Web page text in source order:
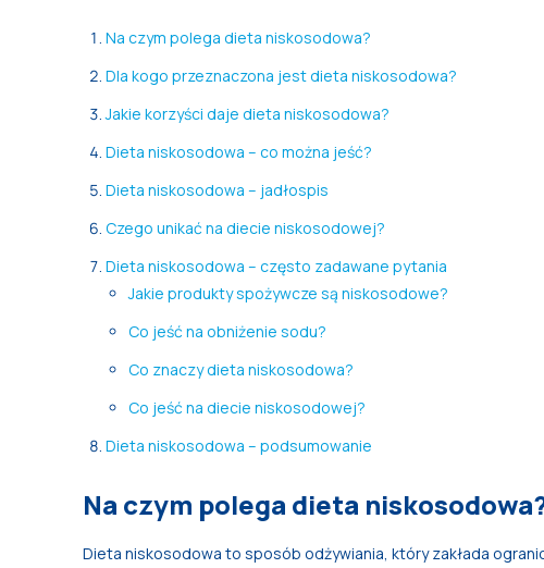
Na czym polega dieta niskosodowa?
Dla kogo przeznaczona jest dieta niskosodowa?
Jakie korzyści daje dieta niskosodowa?
Dieta niskosodowa – co można jeść?
Dieta niskosodowa – jadłospis
Czego unikać na diecie niskosodowej?
Dieta niskosodowa – często zadawane pytania
Jakie produkty spożywcze są niskosodowe?
Co jeść na obniżenie sodu?
Co znaczy dieta niskosodowa?
Co jeść na diecie niskosodowej?
Dieta niskosodowa – podsumowanie
Na czym polega dieta
Dieta niskosodowa to sposób odżywiania, który zakłada